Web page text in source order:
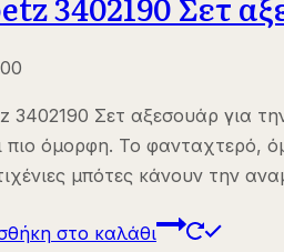
3402190 Σετ αξεσουάρ για
πιο όμορφη. Το φανταχτερό,
μπότες κάνουν την
στο καλάθι